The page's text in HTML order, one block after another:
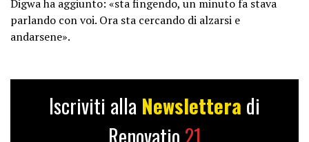
Digwa ha aggiunto: «sta fingendo, un minuto fa stava
parlando con voi. Ora sta cercando di alzarsi e
andarsene».
Iscriviti alla Newslettera di
Renovatio 21